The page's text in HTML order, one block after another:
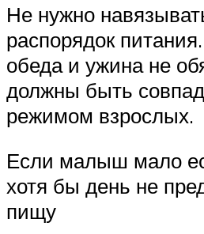
Не нужно
распорядок
обеда и ужина не
должны быть
режимом взрослых.
Если малыш мало
хотя бы день не
пищу